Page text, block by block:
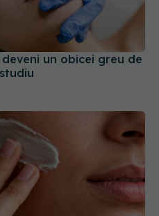
un obicei greu de